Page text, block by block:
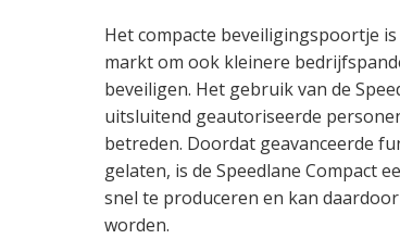
Het compacte beveiligingspoortje
markt om ook kleinere
beveiligen. Het gebruik van de
uitsluitend geautoriseerde
betreden. Doordat geavanceerde
gelaten, is de Speedlane Compact
snel te produceren en kan
worden.